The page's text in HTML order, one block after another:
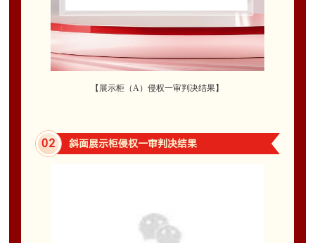
【展示柜（A）侵权一审判决结果】
02 斜面展示柜侵权一审判决结果